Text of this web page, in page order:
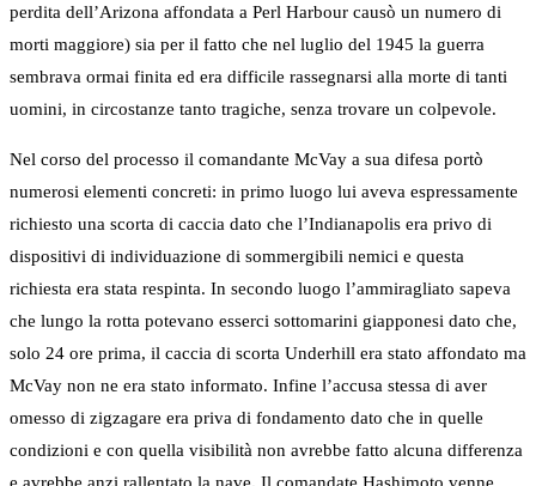
perdita dell’Arizona affondata a Perl Harbour causò un numero di
morti maggiore) sia per il fatto che nel luglio del 1945 la guerra
sembrava ormai finita ed era difficile rassegnarsi alla morte di tanti
uomini, in circostanze tanto tragiche, senza trovare un colpevole.
Nel corso del processo il comandante McVay a sua difesa portò
numerosi elementi concreti: in primo luogo lui aveva espressamente
richiesto una scorta di caccia dato che l’Indianapolis era privo di
dispositivi di individuazione di sommergibili nemici e questa
richiesta era stata respinta. In secondo luogo l’ammiragliato sapeva
che lungo la rotta potevano esserci sottomarini giapponesi dato che,
solo 24 ore prima, il caccia di scorta Underhill era stato affondato ma
McVay non ne era stato informato. Infine l’accusa stessa di aver
omesso di zigzagare era priva di fondamento dato che in quelle
condizioni e con quella visibilità non avrebbe fatto alcuna differenza
e avrebbe anzi rallentato la nave. Il comandate Hashimoto venne